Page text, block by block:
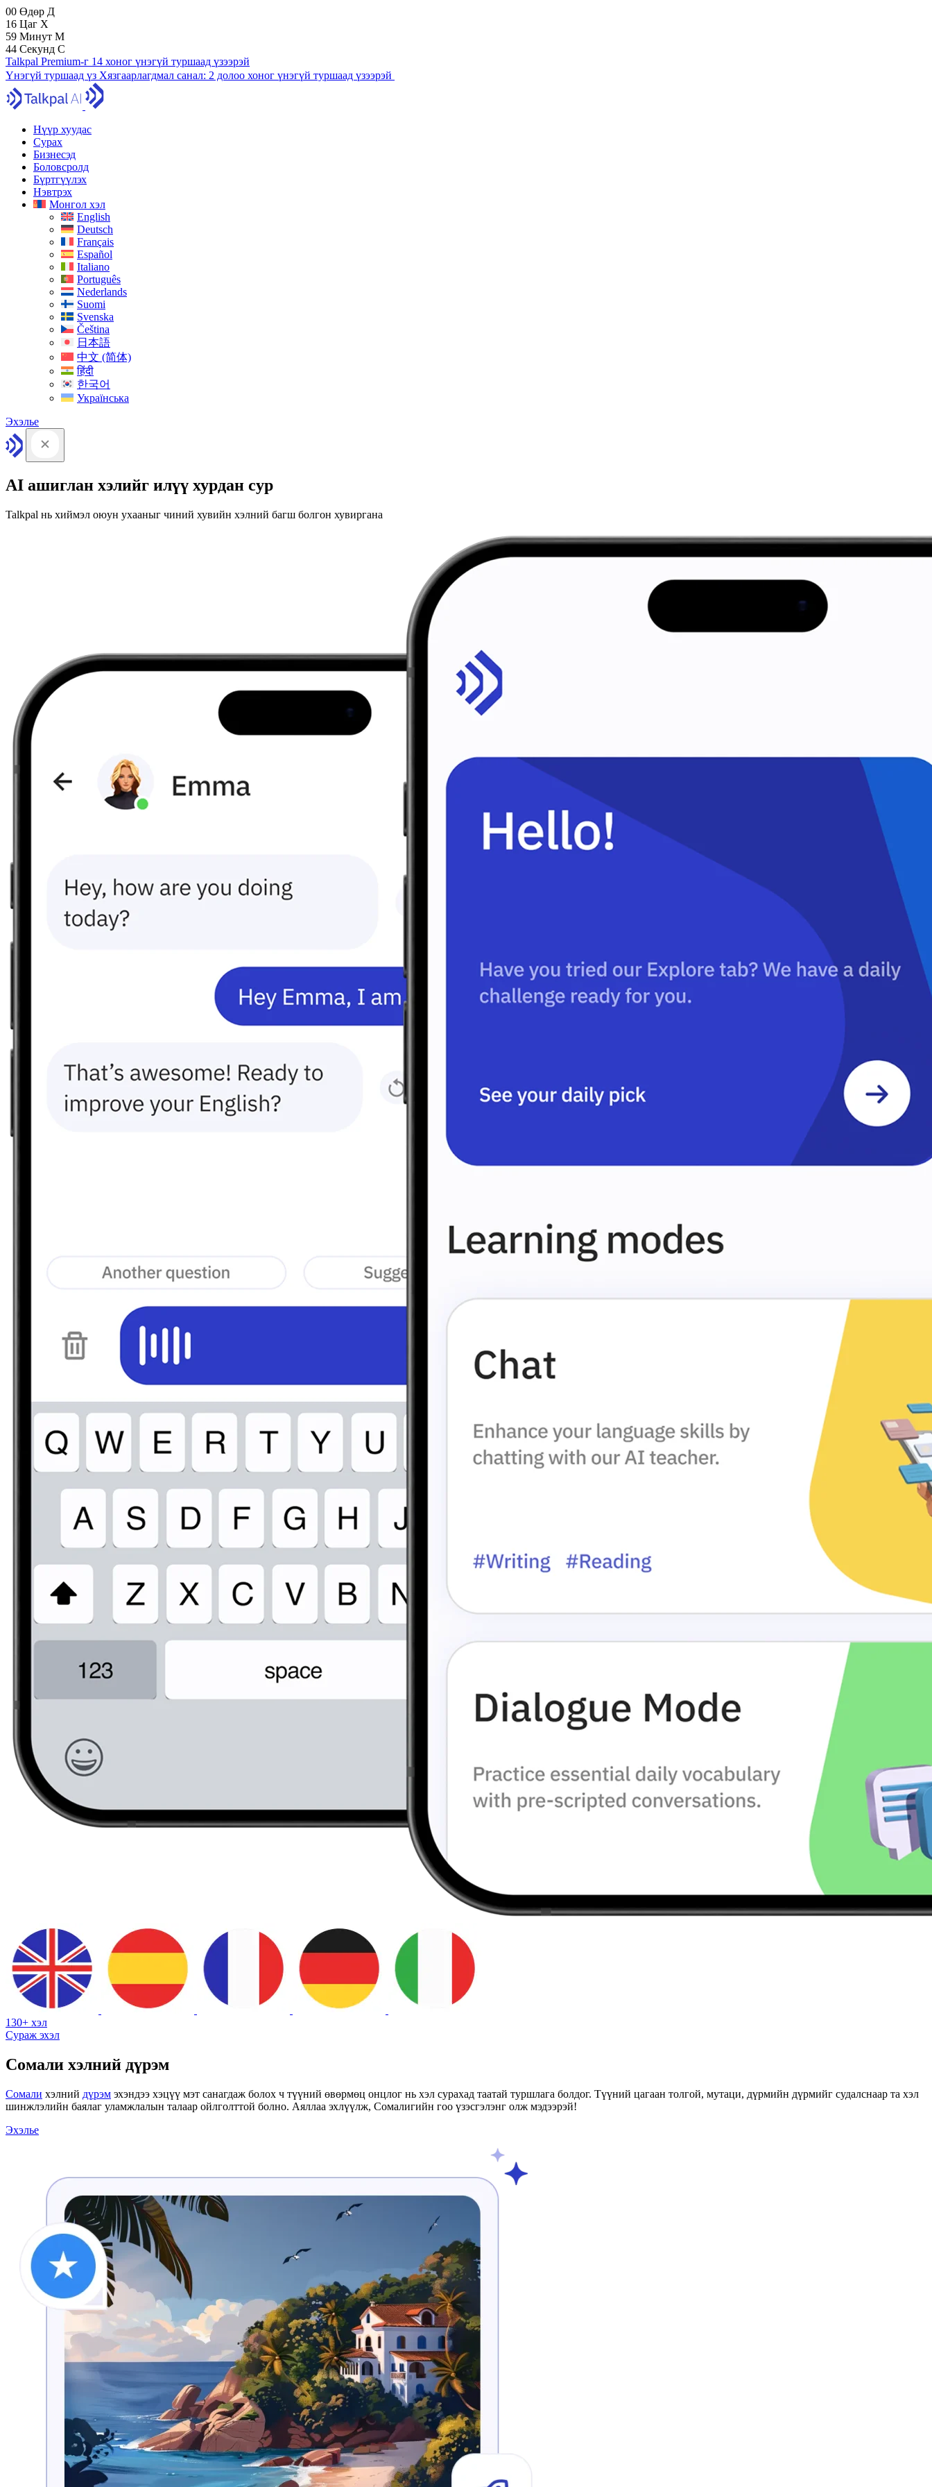
00 Өдөр Д
16 Цаг Х
59 Минут М
43 Секунд С
Talkpal Premium-г 14 хоног үнэгүй туршаад үзээрэй
Үнэгүй туршаад үз Хязгаарлагдмал санал: 2 долоо хоног үнэгүй туршаад үзээрэй
Нүүр хуудас
Сурах
Бизнесэд
Боловсролд
Бүртгүүлэх
Нэвтрэх
Монгол хэл
English
Deutsch
Français
Español
Italiano
Português
Nederlands
Suomi
Svenska
Čeština
日本語
中文 (简体)
हिंदी
한국어
Українська
Эхэлье
AI ашиглан хэлийг илүү хурдан сур
Talkpal нь хиймэл оюун ухааныг чиний хувийн хэлний багш болгон хувиргана
130+ хэл
Сураж эхэл
Сомали хэлний дүрэм
Сомали хэлний дүрэм эхэндээ хэцүү мэт санагдаж болох ч түүний өвөрмөц онцлог нь хэл сурахад таатай туршлага болдог. Түүний цагаан толгой, мутаци, дүрмийн дүрмийг судалснаар та хэл
шинжлэлийн баялаг уламжлалын талаар ойлголттой болно. Аяллаа эхлүүлж, Сомалигийн гоо үзэсгэлэнг олж мэдээрэй!
Эхэлье